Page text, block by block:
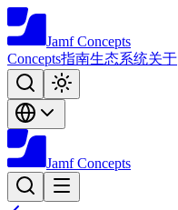
Jamf Concepts
Concepts指南生态系统关于
Jamf Concepts